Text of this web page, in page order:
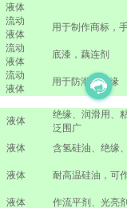
液体
流动
液体
用于制作商标，
流动
液体
底漆，藕连剂
流动
液体
用于防潮、绝缘
液体
绝缘、润滑用、
泛围广
液体
含氢硅油、绝缘
液体
耐高温硅油，可
液体
作流平剂、光亮